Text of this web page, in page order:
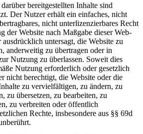
bereitgestellten Inhalte sind
Der Nutzer erhält ein einfaches, nicht
nicht unterlizenzierbares Recht
der Website nach Maßgabe dieser Web-
untersagt, die Website zu
anderweitig zu übertragen oder in
Nutzung zu überlassen. Soweit dies
Nutzung erforderlich oder gesetzlich
nicht berechtigt, die Website oder die
zu vervielfältigen, zu ändern, zu
zu übersetzen, zu bearbeiten, zu
zu verbreiten oder öffentlich
Rechte, insbesondere aus §§ 69d